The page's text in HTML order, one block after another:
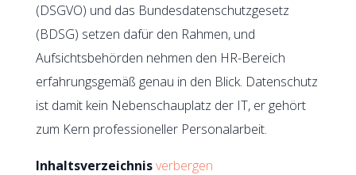
(DSGVO) und das Bundesdatenschutzgesetz
(BDSG) setzen dafür den Rahmen, und
Aufsichtsbehörden nehmen den HR-Bereich
erfahrungsgemäß genau in den Blick. Datenschutz
ist damit kein Nebenschauplatz der IT, er gehört
zum Kern professioneller Personalarbeit.
Inhaltsverzeichnisverbergen